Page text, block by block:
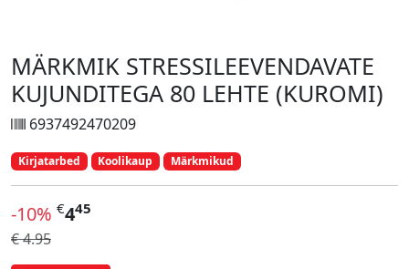
MÄRKMIK STRESSILEEVENDAVATE
KUJUNDITEGA 80 LEHTE (KUROMI)
6937492470209
Kirjatarbed Koolikaup Märkmikud
-10% €445
€ 4.95